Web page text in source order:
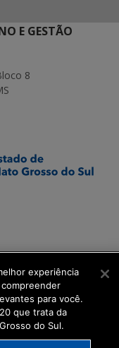
E GESTÃO
8
experiência
para você.
que trata da
do Sul.